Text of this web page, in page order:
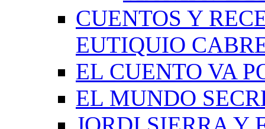
CUENTOS Y
EUTIQUIO
EL CUENTO VA
EL MUNDO